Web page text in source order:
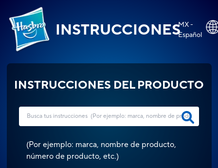
INSTRUCCIONESMX -
Español
INSTRUCCIONES DEL PRODUCTO
(Por ejemplo: marca, nombre de producto,
número de producto, etc.)